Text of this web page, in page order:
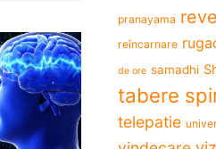
pranayama
reîncarnare
de ore samadhi
tabere
telepatie